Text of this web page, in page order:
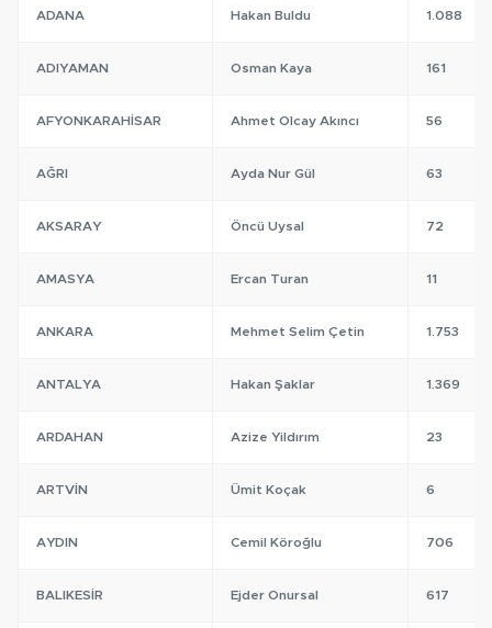
ADANA Hakan Buldu 1.088
ADIYAMAN Osman Kaya 161
AFYONKARAHISAR Ahmet Olcay Akıncı 56
AĞRI Ayda Nur Gül 63
AKSARAY Öncü Uysal 72
AMASYA Ercan Turan 11
ANKARA Mehmet Selim Çetin 1.753
ANTALYA Hakan Şaklar 1.369
ARDAHAN Azize Yildırım 23
ARTVIN Ümit Koçak 6
AYDIN Cemil Köroğlu 706
BALIKESIR Ejder Onursal 617